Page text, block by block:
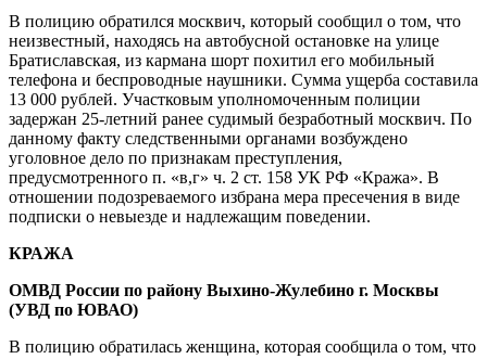
В полицию обратился москвич, который сообщил о том, что
неизвестный, находясь на автобусной остановке на улице
Братиславская, из кармана шорт похитил его мобильный
телефона и беспроводные наушники. Сумма ущерба составила
13 000 рублей. Участковым уполномоченным полиции
задержан 25-летний ранее судимый безработный москвич. По
данному факту следственными органами возбуждено
уголовное дело по признакам преступления,
предусмотренного п. «в,г» ч. 2 ст. 158 УК РФ «Кража». В
отношении подозреваемого избрана мера пресечения в виде
подписки о невыезде и надлежащим поведении.
КРАЖА
ОМВД России по району Выхино-Жулебино г. Москвы
(УВД по ЮВАО)
В полицию обратилась женщина, которая сообщила о том, что